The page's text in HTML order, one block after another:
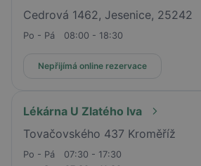
Cedrová 1462, Jesenice, 25242
Po - Pá 08:00 - 18:30
Nepřijímá online rezervace
Lékárna U Zlatého lva
Tovačovského 437 Kroměříž
Po - Pá
07:30 - 17:30